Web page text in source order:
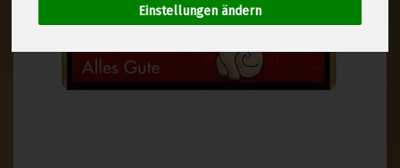
Einstellungen ändern